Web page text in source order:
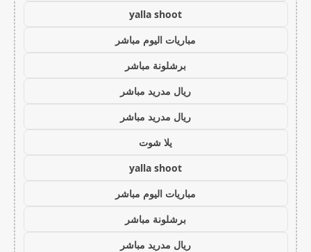
yalla shoot
مباريات اليوم مباشر
برشلونة مباشر
ريال مدريد مباشر
ريال مدريد مباشر
يلا شوت
yalla shoot
مباريات اليوم مباشر
برشلونة مباشر
ريال مدريد مباشر